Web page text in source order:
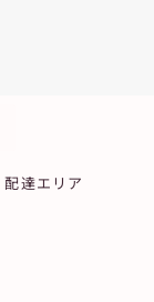
配達エリア